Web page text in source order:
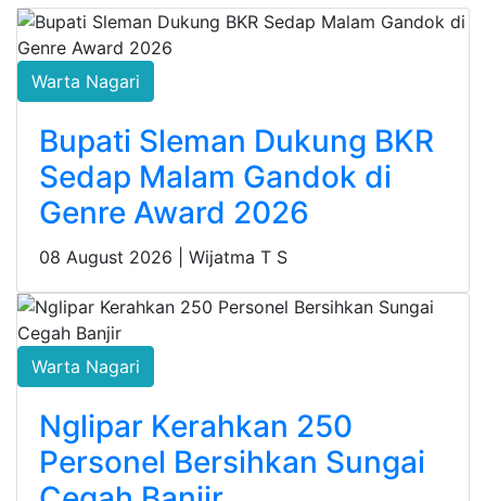
Warta Nagari
Bupati Sleman Dukung BKR
Sedap Malam Gandok di
Genre Award 2026
08 August 2026 | Wijatma T S
Warta Nagari
Nglipar Kerahkan 250
Personel Bersihkan Sungai